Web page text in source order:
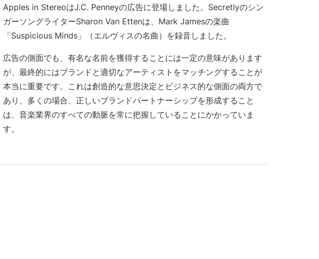
Apples in StereoはJ.C. Penneyの広告に登場しました。Secretlyのシン
ガーソングライターSharon Van Ettenは、Mark Jamesの楽曲
「Suspicious Minds」（エルヴィスの名曲）を録音しました。
広告の側面でも、有名な名前を獲得することには一定の意味があります
が、最終的にはブランドと適切なアーティストをマッチングすることが
本当に重要です。これは創造的な意思決定とビジネス的な側面の両方で
あり、多くの場合、正しいブランドパートナーシップを形成すること
は、音楽業界のすべての動脈を常に把握していることにかかっていま
す。